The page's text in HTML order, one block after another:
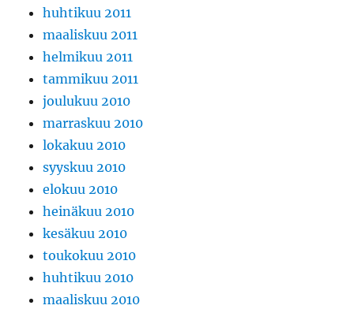
huhtikuu 2011
maaliskuu 2011
helmikuu 2011
tammikuu 2011
joulukuu 2010
marraskuu 2010
lokakuu 2010
syyskuu 2010
elokuu 2010
heinäkuu 2010
kesäkuu 2010
toukokuu 2010
huhtikuu 2010
maaliskuu 2010